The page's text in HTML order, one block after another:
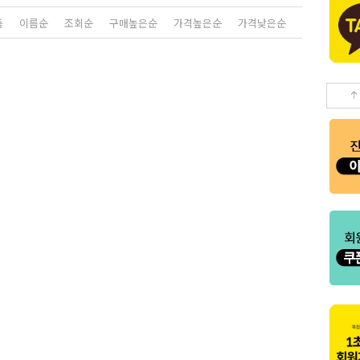
이름순 조회순 구매높은순 가격높은순 가격낮은순